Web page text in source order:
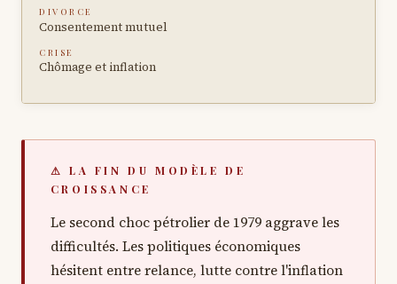
DIVORCE
Consentement mutuel
CRISE
Chômage et inflation
⚠ LA FIN DU MODÈLE DE
CROISSANCE
Le second choc pétrolier de 1979 aggrave les
difficultés. Les politiques économiques
hésitent entre relance, lutte contre l'inflation